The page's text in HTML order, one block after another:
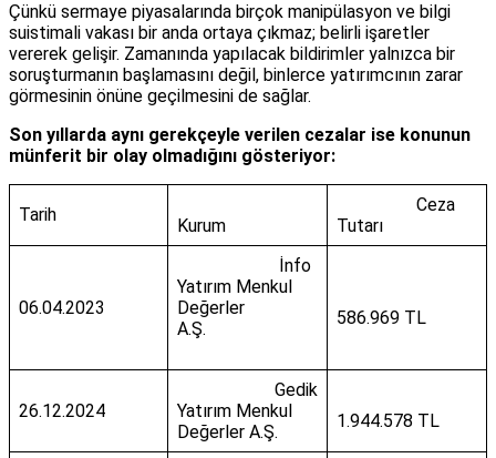
Çünkü sermaye piyasalarında birçok manipülasyon ve bilgi
suistimali vakası bir anda ortaya çıkmaz; belirli işaretler
vererek gelişir. Zamanında yapılacak bildirimler yalnızca bir
soruşturmanın başlamasını değil, binlerce yatırımcının zarar
görmesinin önüne geçilmesini de sağlar.
Son yıllarda aynı gerekçeyle verilen cezalar ise konunun
münferit bir olay olmadığını gösteriyor:
Tarih
Kurum
Ceza
Tutarı
06.04.2023
İnfo
Yatırım Menkul
Değerler
A.Ş.
586.969 TL
26.12.2024
Gedik
Yatırım Menkul
Değerler A.Ş.
1.944.578 TL